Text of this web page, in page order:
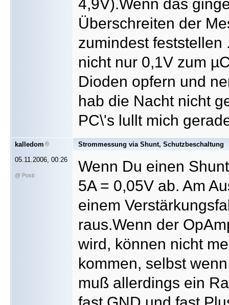
4,9V).Wenn das
Überschreiten der
zumindest
nicht nur 0,1V zum
Dioden opfern und
hab die Nacht nicht
PC\'s lullt mich
kalledom
05.11.2006, 00:26
@ Posti
Strommessung via Shunt, Schutzbeschaltung
Wenn Du einen
5A = 0,05V ab. Am
einem
raus.Wenn der
wird, können nicht
kommen, selbst
muß allerdings ein